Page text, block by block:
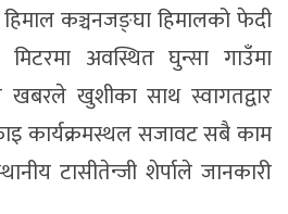
हिमाल कञ्चनजङ्घा हिमालको फेदी
अवस्थित घुन्सा गाउँमा
खबरले खुशीका साथ स्वागतद्वार
कार्यक्रमस्थल सजावट सबै काम
टासीतेन्जी शेर्पाले जानकारी